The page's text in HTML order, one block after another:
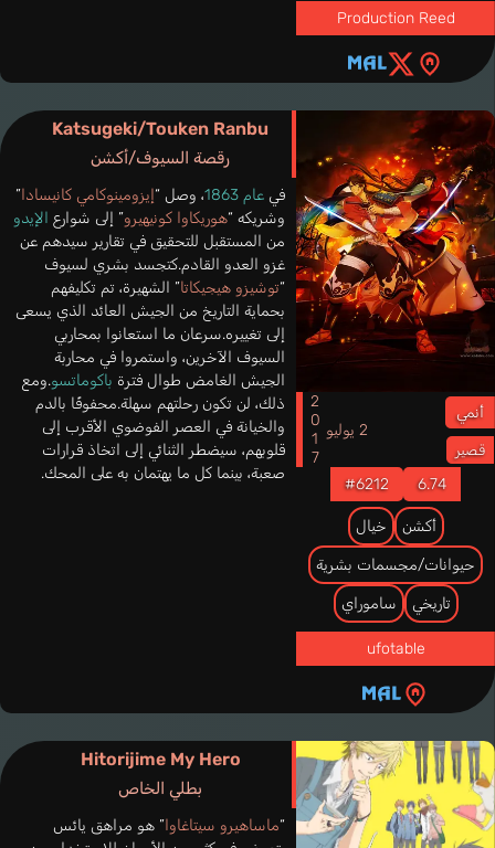
Production Reed
Katsugeki/Touken Ranbu
رقصة السيوف/أكشن
أنمي
قصير
2 يوليو 2017
6.74
#6212
أكشن خيال
حيوانات/مجسمات بشرية
تاريخي ساموراي
ufotable
في عام 1863 ، وصل “إيزومينوكامي كانيسادا”
وشريكه “هوريكاوا كونيهيرو” إلى شوارع الإيدو
من المستقبل للتحقيق في تقارير سيدهم عن
غزو العدو القادم.كتجسد بشري لسيوف
“توشيزو هيجيكاتا” الشهيرة، تم تكليفهم
بحماية التاريخ من الجيش العائد الذي يسعى
إلى تغييره.سرعان ما استعانوا بمحاربي
السيوف الآخرين، واستمروا في محاربة
الجيش الغامض طوال فترة باكوماتسو.ومع
ذلك، لن تكون رحلتهم سهلة.محفوفًا بالدم
والخيانة في العصر الفوضوي الأقرب إلى
قلوبهم، سيضطر الثنائي إلى اتخاذ قرارات
صعبة، بينما كل ما يهتمان به على المحك.
Hitorijime My Hero
بطلي الخاص
“ماساهيرو سيتاغاوا” هو مراهق يائس